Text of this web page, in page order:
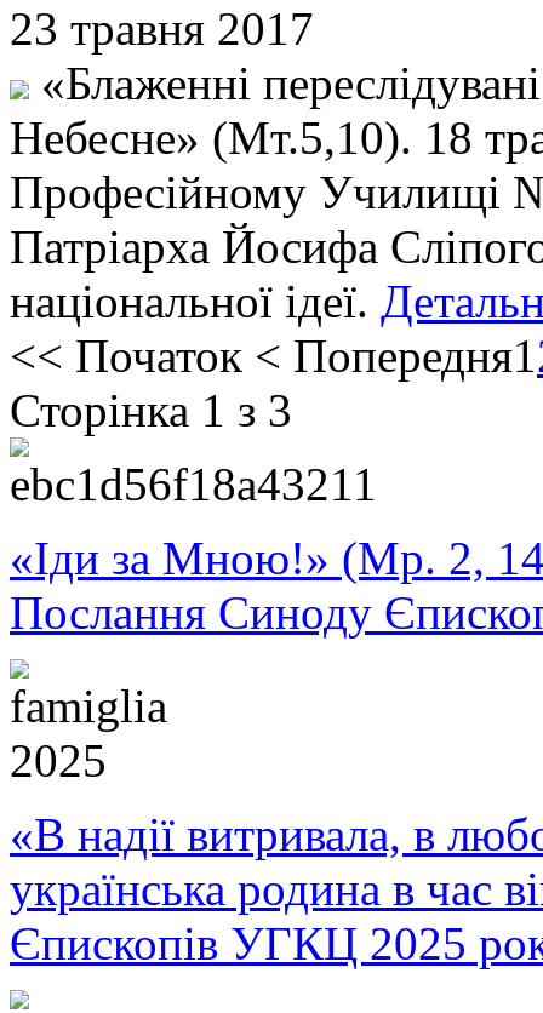
23 травня 2017
«Блаженні
Небесне» (Мт.5,10). 18
Професійному Училищі №
Патріарха Йосифа
національної ідеї.
<< Початок < Попередня1
Сторінка 1 з 3
«Іди за Мною!» (Мр. 2,
Послання Синоду
«В надії витривала, в
українська родина в час
Єпископів УГКЦ 2025